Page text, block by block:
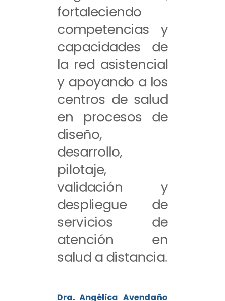
fortaleciendo
competencias y
capacidades de
la red asistencial
y apoyando a los
centros de salud
en procesos de
diseño,
desarrollo,
pilotaje,
validación y
despliegue de
servicios de
atención en
salud a distancia.
Dra. Angélica Avendaño